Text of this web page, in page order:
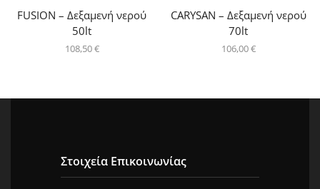
FUSION – Δεξαμενή νερού
50lt
108,50€
CARYSAN – Δεξαμενή νερού
70lt
106,00€
Στοιχεία Επικοινωνίας